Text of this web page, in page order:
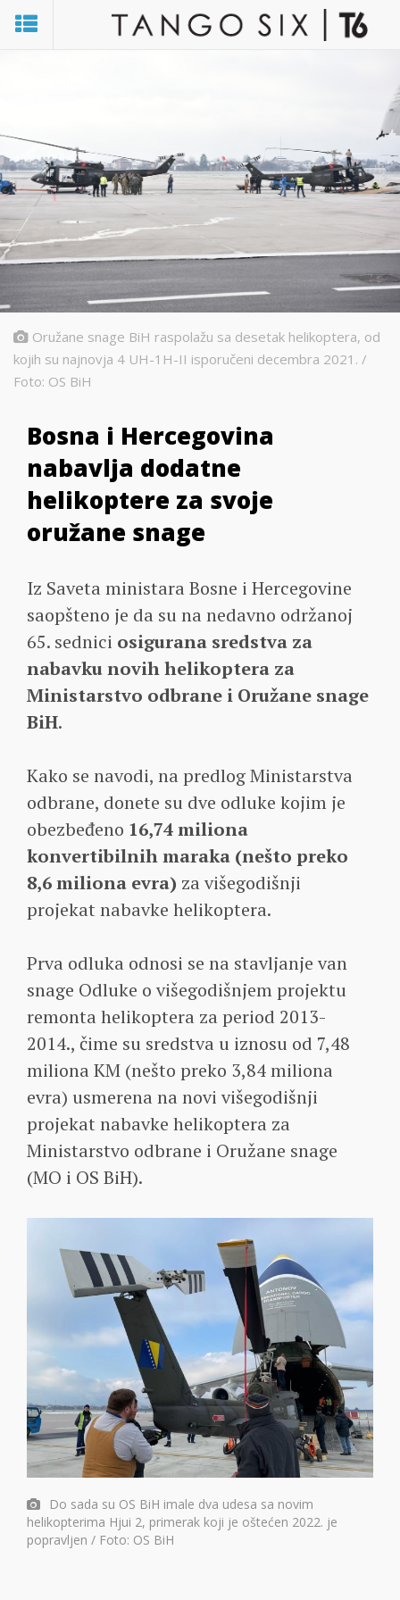
Oružane snage BiH raspolažu sa desetak helikoptera, od
kojih su najnovja 4 UH-1H-II isporučeni decembra 2021. /
Foto: OS BiH
Bosna i Hercegovina
nabavlja dodatne
helikoptere za svoje
oružane snage
Iz Saveta ministara Bosne i Hercegovine
saopšteno je da su na nedavno održanoj
65. sednici osigurana sredstva za
nabavku novih helikoptera za
Ministarstvo odbrane i Oružane snage
BiH.
Kako se navodi, na predlog Ministarstva
odbrane, donete su dve odluke kojim je
obezbeđeno 16,74 miliona
konvertibilnih maraka (nešto preko
8,6 miliona evra) za višegodišnji
projekat nabavke helikoptera.
Prva odluka odnosi se na stavljanje van
snage Odluke o višegodišnjem projektu
remonta helikoptera za period 2013-
2014., čime su sredstva u iznosu od 7,48
miliona KM (nešto preko 3,84 miliona
evra) usmerena na novi višegodišnji
projekat nabavke helikoptera za
Ministarstvo odbrane i Oružane snage
(MO i OS BiH).
Do sada su OS BiH imale dva udesa sa novim
helikopterima Hjui 2, primerak koji je oštećen 2022. je
popravljen / Foto: OS BiH